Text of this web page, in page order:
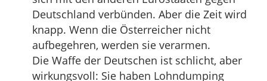
Deutschland verbünden. Aber die Zeit wird
knapp. Wenn die Österreicher nicht
aufbegehren, werden sie verarmen.
Die Waffe der Deutschen ist schlicht, aber
wirkungsvoll: Sie haben Lohndumping